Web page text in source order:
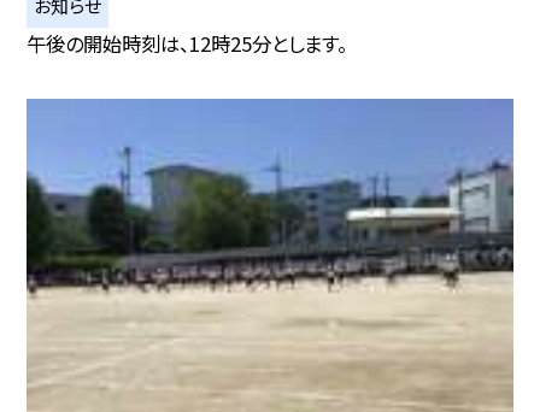
午後の開始時刻は、12時25分とします。